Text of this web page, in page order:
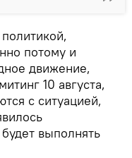
потому и
движение,
10 августа,
с ситуацией,
выполнять